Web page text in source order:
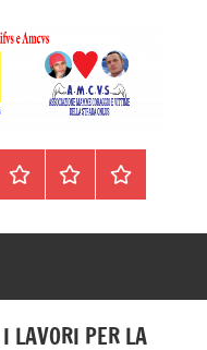
ContattiIncidenti
Il
PER LA